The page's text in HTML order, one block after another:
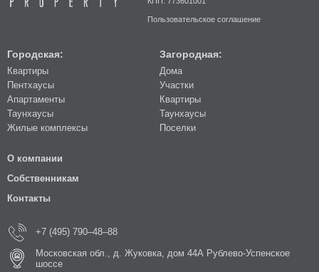
Пользовательское соглашение
Городская:
Квартиры
Пентхаусы
Апартаменты
Таунхаусы
Жилые комплексы
Загородная:
Дома
Участки
Квартиры
Таунхаусы
Поселки
О компании
Собственникам
Контакты
+7 (495) 790–48–88
Московская обл., д. Жуковка, дом 44А Рублево-Успенское
шоссе